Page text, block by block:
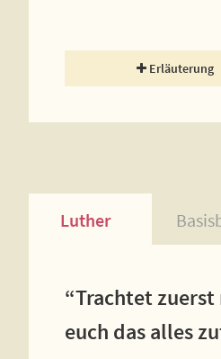
Erläuterung
Luther
“Trachtet zuerst
euch das alles